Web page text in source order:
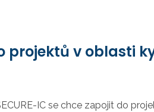
projektů v oblasti
IC se chce zapojit do